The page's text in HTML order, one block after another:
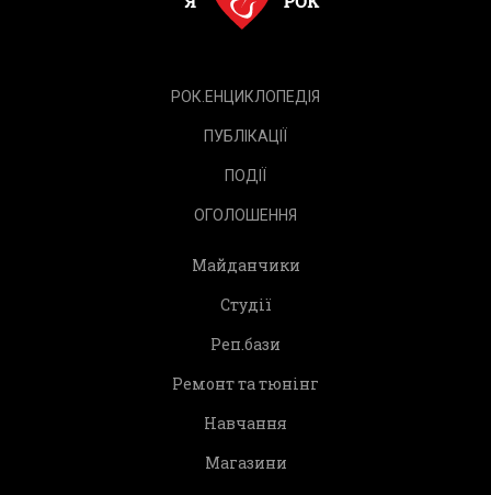
РОК.ЕНЦИКЛОПЕДІЯ
ПУБЛІКАЦІЇ
ПОДІЇ
ОГОЛОШЕННЯ
Майданчики
Студії
Реп.бази
Ремонт та тюнінг
Навчання
Магазини